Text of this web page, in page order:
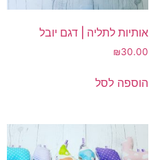
אותיות לתליה | דגם יובל
₪30.00
הוספה לסל